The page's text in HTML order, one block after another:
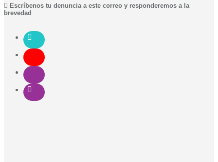
Escríbenos tu denuncia a este correo y responderemos a la
brevedad